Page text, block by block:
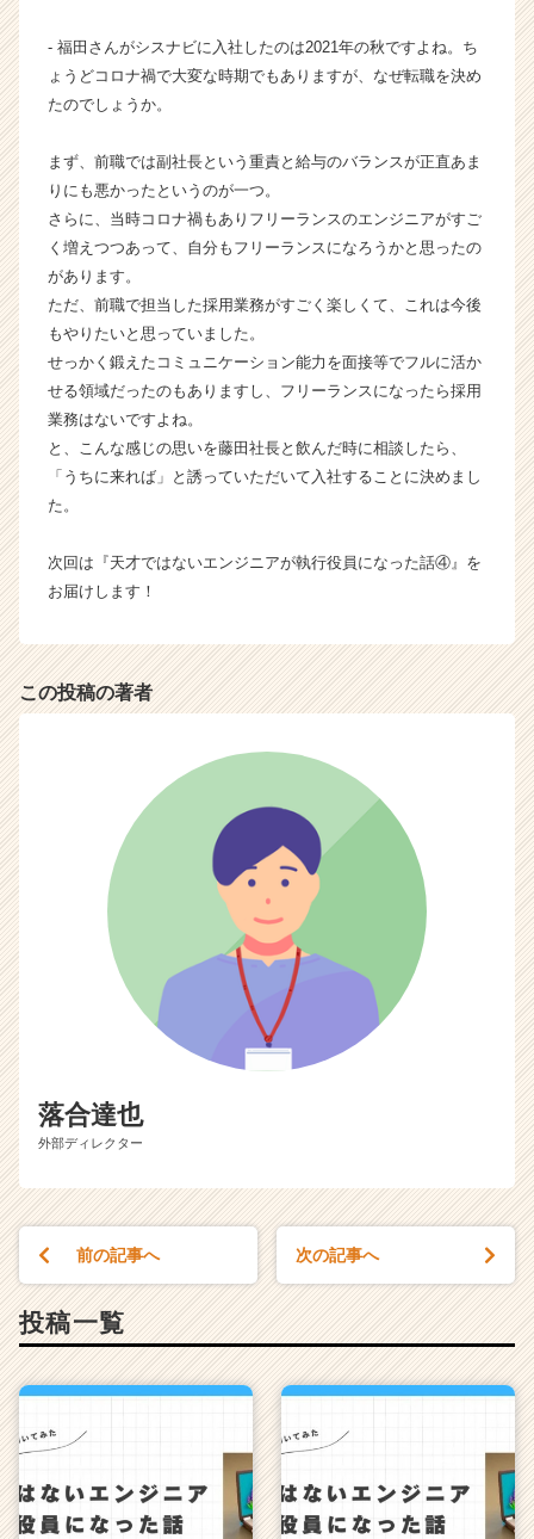
ア
（C
e
r
C
a
r
e
r）
- 福田さんがシスナビに入社したのは2021年の秋ですよね。ち
ょうどコロナ禍で大変な時期でもありますが、なぜ転職を決め
たのでしょうか。
まず、前職では副社長という重責と給与のバランスが正直あま
りにも悪かったというのが一つ。
さらに、当時コロナ禍もありフリーランスのエンジニアがすご
く増えつつあって、自分もフリーランスになろうかと思ったの
があります。
ただ、前職で担当した採用業務がすごく楽しくて、これは今後
もやりたいと思っていました。
せっかく鍛えたコミュニケーション能力を面接等でフルに活か
せる領域だったのもありますし、フリーランスになったら採用
業務はないですよね。
と、こんな感じの思いを藤田社長と飲んだ時に相談したら、
「うちに来れば」と誘っていただいて入社することに決めまし
た。
次回は『天才ではないエンジニアが執行役員になった話④』を
お届けします！
この投稿の著者
落合達也
外部ディレクター
前の記事へ 次の記事へ
投稿一覧